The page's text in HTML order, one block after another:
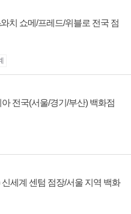
치 쇼메/프레드/위블로 전국 점
전국(서울/경기/부산) 백화점
세계 센텀 점장/서울 지역 백화